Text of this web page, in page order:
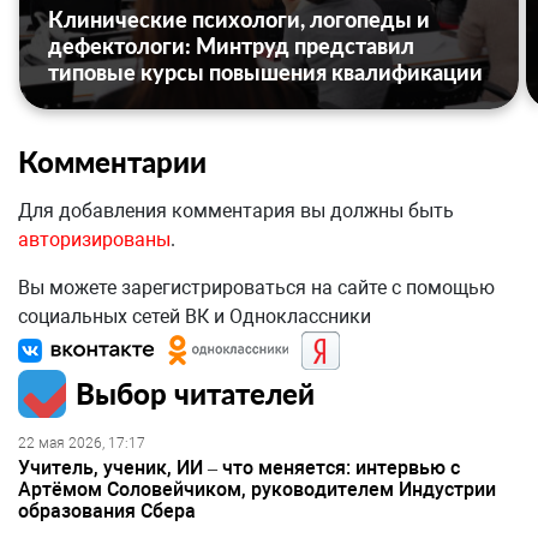
Клинические психологи, логопеды и
дефектологи: Минтруд представил
типовые курсы повышения квалификации
Комментарии
Для добавления комментария вы должны быть
авторизированы.
Вы можете зарегистрироваться на сайте с помощью
социальных сетей ВК и Одноклассники
Выбор читателей
22 мая 2026, 17:17
Учитель, ученик, ИИ – что меняется: интервью с
Артёмом Соловейчиком, руководителем Индустрии
образования Сбера